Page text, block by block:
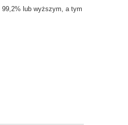
99,2% lub wyższym, a tym